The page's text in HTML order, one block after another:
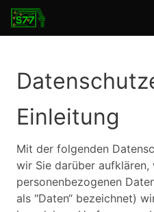
Einleitung
Mit der folgenden
wir Sie darüber
personenbezogenen
als "Daten“ bezeichnet)